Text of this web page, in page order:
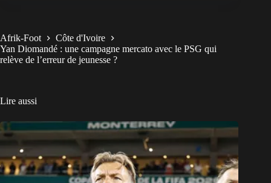
Afrik-Foot
Côte d'Ivoire
Yan Diomandé : une campagne mercato avec le PSG qui
relève de l’erreur de jeunesse ?
Lire aussi